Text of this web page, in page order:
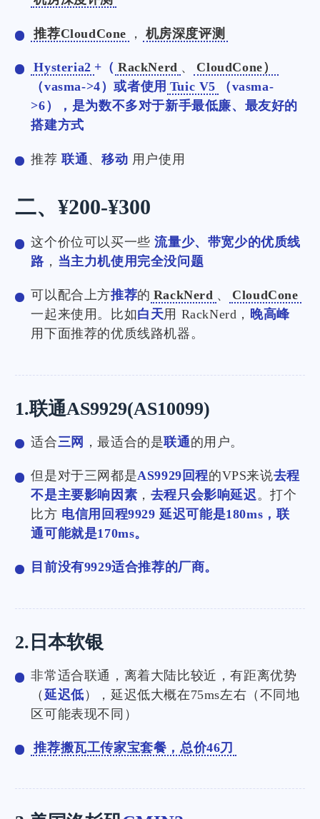
推荐CloudCone ， 机房深度评测
Hysteria2 +（ RackNerd 、
CloudCone）
（vasma->4）或者使用 Tuic V5
（vasma-
>6），是为数不多对于新手最低廉、最友好的
搭建方式
推荐联通、移动 用户使用
二、¥200-¥300
这个价位可以买一些流量少、带宽少的优质线
路 ， 当主力机使用完全没问题
可以配合上方推荐的 RackNerd 、
CloudCone
一起来使用。比如白天用 RackNerd， 晚高峰
用下面推荐的优质线路机器。
1.联通AS9929(AS10099)
适合三网 ，最适合的是联通的用户。
但是对于三网都是AS9929回程的VPS来说去程
不是主要影响因素 ， 去程只会影响延迟。打个
比方 电信用回程9929 延迟可能是180ms，联
通可能就是170ms。
目前没有9929适合推荐的厂商。
2.日本软银
非常适合联通，离着大陆比较近，有距离优势
（ 延迟低 ），延迟低大概在75ms左右（不同地
区可能表现不同）
推荐搬瓦工传家宝套餐，总价46刀